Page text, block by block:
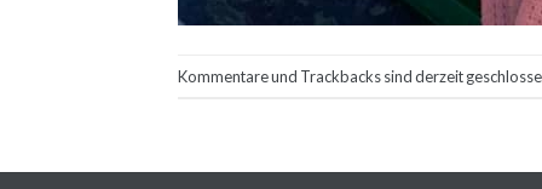
Kommentare und Trackbacks sind derzeit